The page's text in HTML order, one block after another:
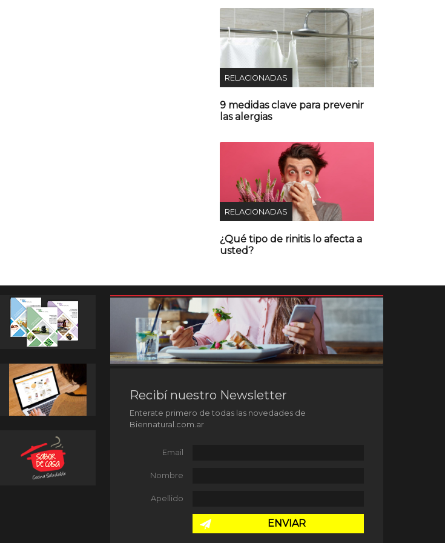
RELACIONADAS
9 medidas clave para prevenir
las alergias
RELACIONADAS
¿Qué tipo de rinitis lo afecta a
usted?
Recibí nuestro Newsletter
Enterate primero de todas las novedades de
Biennatural.com.ar
Email
Nombre
Apellido
ENVIAR